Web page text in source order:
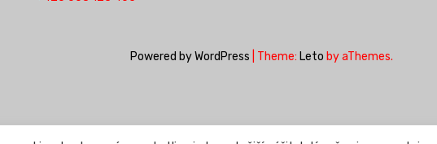
Powered by WordPress Theme: Leto by aThemes.